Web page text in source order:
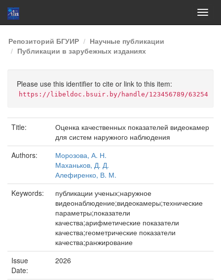
Skip
navigation
Репозиторий БГУИР
Научные публикации
Публикации в зарубежных изданиях
Please use this identifier to cite or link to this item:
https://libeldoc.bsuir.by/handle/123456789/63254
Title:
Оценка качественных показателей видеокамер
для систем наружного наблюдения
Authors:
Морозова, А. Н.
Маханьков, Д. Д.
Алефиренко, В. М.
Keywords:
публикации ученых;наружное
видеонаблюдение;видеокамеры;технические
параметры;показатели
качества;арифметические показатели
качества;геометрические показатели
качества;ранжирование
Issue
Date:
2026